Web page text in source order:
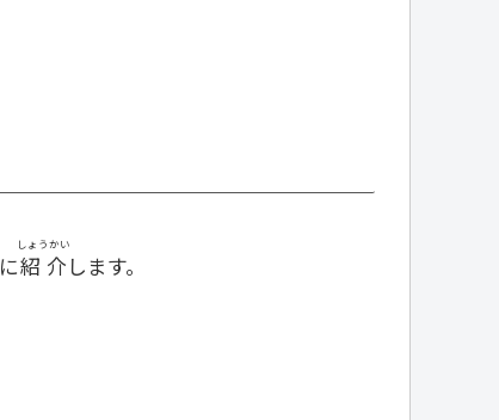
に紹介
しょうかい
します。